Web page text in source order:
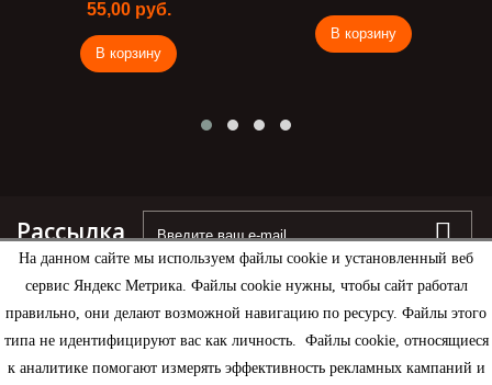
На данном сайте мы используем файлы cookie и установленный веб
сервис Яндекс Метрика. Файлы cookie нужны, чтобы сайт работал
правильно, они делают возможной навигацию по ресурсу. Файлы этого
типа не идентифицируют вас как личность. Файлы cookie, относящиеся
к аналитике помогают измерять эффективность рекламных кампаний и
55,00 руб.
В корзину
В корзину
Рассылка
Информация